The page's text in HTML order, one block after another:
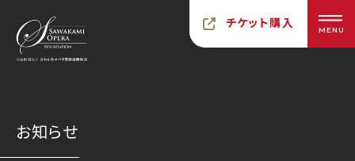
チケット購入 MENU
お知らせ